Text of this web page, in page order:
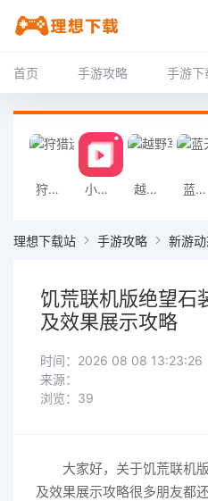
首页 手游攻略 手游下
狩猎迷城恐龙大战游戏 小影记app 越野军事卡车司机游戏 蓝天火龙传奇安卓版
理想下载站 手游攻略 新游
饥荒联机版绝望石
及效果展示攻略
时间：2026 08 08 13:23:26
来源：
浏览：39
大家好，关于饥荒联机
及效果展示攻略很多朋友都